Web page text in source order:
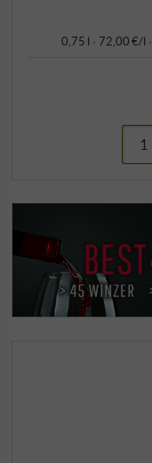
0,75 l · 72,00 €/l ·